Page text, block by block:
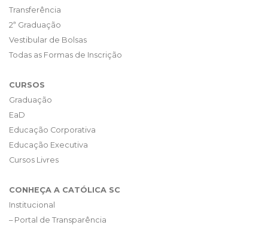
Transferência
2ª Graduação
Vestibular de Bolsas
Todas as Formas de Inscrição
CURSOS
Graduação
EaD
Educação Corporativa
Educação Executiva
Cursos Livres
CONHEÇA A CATÓLICA SC
Institucional
– Portal de Transparência